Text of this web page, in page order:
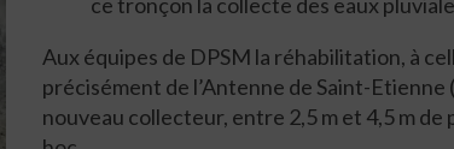
Aux équipes de DPSM la réhabilitation, à
précisément de l’Antenne de Saint-
nouveau collecteur, entre 2,5 m et 4,5 m